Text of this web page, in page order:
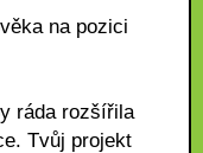
na pozici
ráda rozšířila
Tvůj projekt